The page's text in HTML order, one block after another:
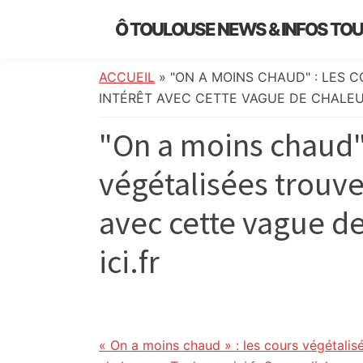
Ô TOULOUSE NEWS & INFOS
de
l’actualité
:
info
locale,
société,
culture,
politique,
météo,
initiatives
ACCUEIL » "ON A MOINS CHAUD" : LES
INTÉRÊT AVEC CETTE VAGUE DE
"On a moins
végétalisées
avec cette vague
ici.fr
« On a moins chaud » : les cours